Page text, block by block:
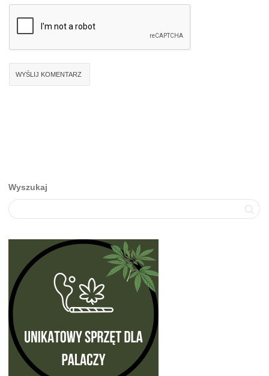
Wyszukaj